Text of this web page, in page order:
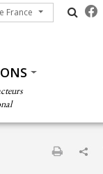
France
France